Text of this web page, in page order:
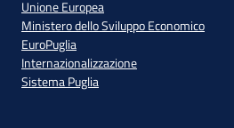
Unione Europea
Ministero dello Sviluppo Economico
EuroPuglia
Internazionalizzazione
Sistema Puglia